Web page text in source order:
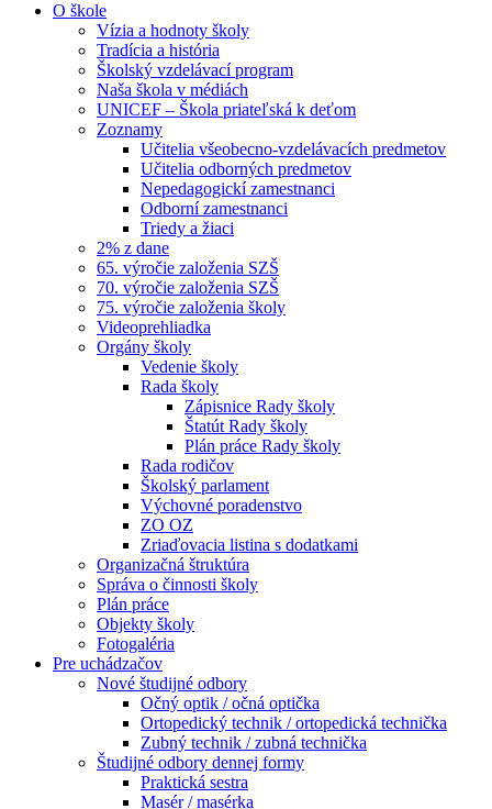
O škole
Vízia a hodnoty školy
Tradícia a história
Školský vzdelávací program
Naša škola v médiách
UNICEF – Škola priateľská k deťom
Zoznamy
Učitelia všeobecno-vzdelávacích predmetov
Učitelia odborných predmetov
Nepedagogickí zamestnanci
Odborní zamestnanci
Triedy a žiaci
2% z dane
65. výročie založenia SZŠ
70. výročie založenia SZŠ
75. výročie založenia školy
Videoprehliadka
Orgány školy
Vedenie školy
Rada školy
Zápisnice Rady školy
Štatút Rady školy
Plán práce Rady školy
Rada rodičov
Školský parlament
Výchovné poradenstvo
ZO OZ
Zriaďovacia listina s dodatkami
Organizačná štruktúra
Správa o činnosti školy
Plán práce
Objekty školy
Fotogaléria
Pre uchádzačov
Nové študijné odbory
Očný optik / očná optička
Ortopedický technik / ortopedická technička
Zubný technik / zubná technička
Študijné odbory dennej formy
Praktická sestra
Masér / masérka